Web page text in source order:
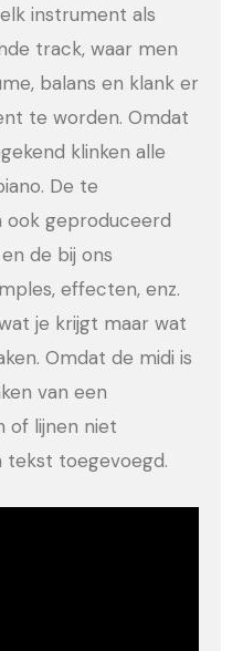
instrument als
track, waar men
balans en klank er
te worden. Omdat
klinken alle
De te
ook geproduceerd
de bij ons
effecten, enz.
je krijgt maar wat
Omdat de midi is
van een
of lijnen niet
tekst toegevoegd.